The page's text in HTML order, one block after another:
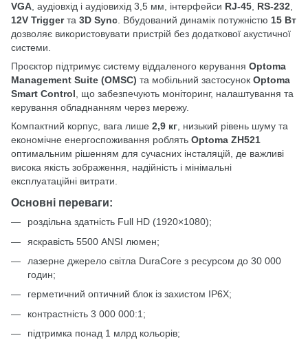
VGA, аудіовхід і аудіовихід 3,5 мм, інтерфейси RJ-45, RS-232,
12V Triggerта 3D Sync. Вбудований динамік потужністю 15 Вт
дозволяє використовувати пристрій без додаткової акустичної
системи.
Проєктор підтримує систему віддаленого керування Optoma
Management Suite (OMSC) та мобільний застосунок Optoma
Smart Control, що забезпечують моніторинг, налаштування та
керування обладнанням через мережу.
Компактний корпус, вага лише 2,9 кг, низький рівень шуму та
економічне енергоспоживання роблять Optoma ZH521
оптимальним рішенням для сучасних інсталяцій, де важливі
висока якість зображення, надійність і мінімальні
експлуатаційні витрати.
Основні переваги:
роздільна здатність Full HD (1920×1080);
яскравість 5500 ANSI люмен;
лазерне джерело світла DuraCore з ресурсом до 30 000
годин;
герметичний оптичний блок із захистом IP6X;
контрастність 3 000 000:1;
підтримка понад 1 млрд кольорів;